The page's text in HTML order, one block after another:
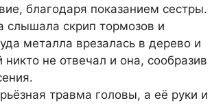
благодаря показанием сестры.
слышала скрип тормозов и
металла врезалась в дерево и
не отвечал и она, сообразив
травма головы, а её руки и